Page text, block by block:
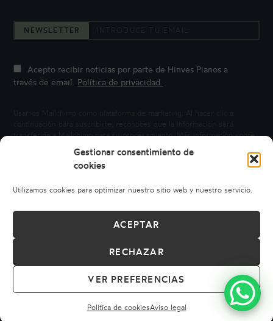
Gestionar consentimiento de
cookies
Utilizamos cookies para optimizar nuestro sitio web y nuestro servicio.
ACEPTAR
RECHAZAR
VER PREFERENCIAS
Política de cookiesAviso legal
NEWSLETTER
Acepto recibir noticias por parte de Hinves Pianos a
través de email. Política de privacidad.
transferida a Mailchimp para su procesamiento.Más información sobre
© 2026 HINVES PIANOS
CONDICIONES DE COMPRACÓDIGO ÉTICO
DERECHO DE DESISTIMIENTO